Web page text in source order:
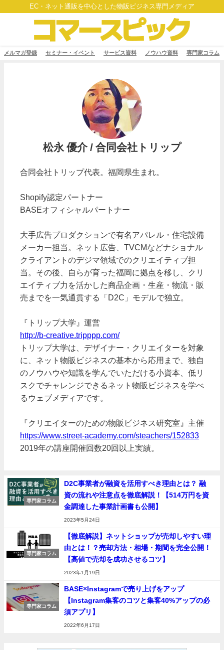
EC・ネット通販を中心とした物販ビジネス専門メディア
メルマガ登録 セミナー・イベント サービス資料 ノウハウ資料 専門家コラム
松永 優介 / 合同会社トリップ
合同会社トリップ代表。福岡県生まれ。
Shopify認定パートナー
BASEオフィシャルパートナー
大手広告プロダクションで有名アパレル・住宅設備
メーカー担当。ネット広告、TVCMなどナショナル
クライアントのデジマ領域でのクリエイティブ担
当。その後、自らが育った福岡に拠点を移し、クリ
エイティブ力を活かした商品企画・生産・物流・販
売までを一気通貫する「D2C」モデルで独立。
『トリップ大学』運営
http://b-creative.tripppp.com/
トリップ大学は、デザイナー・クリエイターを対象
に、ネット物販ビジネスの基本から応用まで、独自
のノウハウや知識を学んでいただける小資本、低リ
スクでチャレンジできるネット物販ビジネスを学べ
るウェブメディアです。
『クリエイターのための物販ビジネス研究室』主催
https://www.street-academy.com/steachers/152833
2019年の講座開催回数20回以上実績。
専門家コラム
D2C事業者が融資を活用すべき理由とは？ 融
資の流れや注意点を徹底解説！【514万円を資
金調達した事業計画書も公開】
2023年5月24日
専門家コラム
【徹底解説】ネットショップが売却しやすい理
由とは！？売却方法・相場・期間を完全公開！
【高値で売却を成功させるコツ】
2023年1月19日
専門家コラム
BASE×Instagramで売り上げをアップ
【Instagram集客のコツと集客40%アップの必
須アプリ】
2022年6月17日